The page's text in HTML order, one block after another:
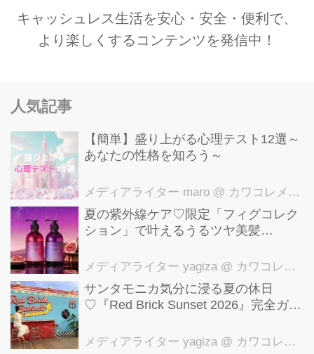
キャッシュレス生活を安心・安全・便利で、
より楽しくするコンテンツを発信中！
人気記事
【簡単】盛り上がる心理テスト12選～
あなたの性格を知ろう～
メディアライター maro @ カワコレメディア編集部
夏の紫外線ケア♡限定「フィグコレク
ション」で叶えるうるツヤ美髪
メディアライター yagiza @ カワコレメディア編集部
サンタモニカ気分に浸る夏の休日
♡『Red Brick Sunset 2026』完全ガイ
メディアライター yagiza @ カワコレメディア編集部